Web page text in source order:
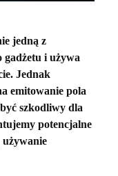
jedną z
i używa
Jednak
emitowanie pola
szkodliwy dla
potencjalne
używanie